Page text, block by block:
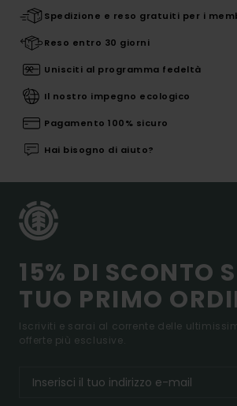
Spedizione e reso gratuiti per i
Reso entro 30 giorni
Unisciti al programma fedeltà
Il nostro impegno ecologico
Pagamento 100% sicuro
Hai bisogno di aiuto?
15% DI SCONTO
TUO PRIMO
Iscriviti e sarai al corrente delle
offerte più esclusive.